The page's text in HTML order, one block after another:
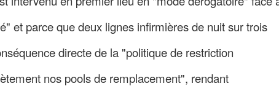
et parce que deux lignes infirmières de nuit sur trois
directe de la "politique de restriction
nos pools de remplacement", rendant